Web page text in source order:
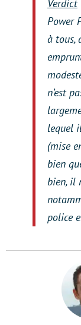
Verdict
Power
à tous,
n’est
lequel
(mise
bien
bien, il
police